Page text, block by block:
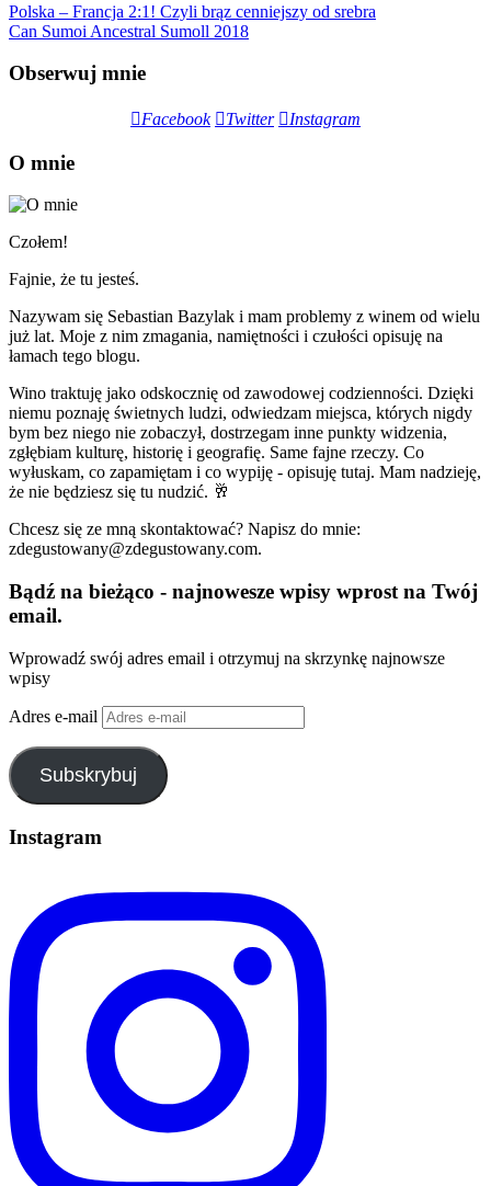
Polska – Francja 2:1! Czyli brąz cenniejszy od srebra
Can Sumoi Ancestral Sumoll 2018
Obserwuj mnie
Facebook Twitter Instagram
O mnie
Czołem!
Fajnie, że tu jesteś.
Nazywam się Sebastian Bazylak i mam problemy z winem od wielu
już lat. Moje z nim zmagania, namiętności i czułości opisuję na
łamach tego blogu.
Wino traktuję jako odskocznię od zawodowej codzienności. Dzięki
niemu poznaję świetnych ludzi, odwiedzam miejsca, których nigdy
bym bez niego nie zobaczył, dostrzegam inne punkty widzenia,
zgłębiam kulturę, historię i geografię. Same fajne rzeczy. Co
wyłuskam, co zapamiętam i co wypiję - opisuję tutaj. Mam nadzieję,
że nie będziesz się tu nudzić. 🥂
Chcesz się ze mną skontaktować? Napisz do mnie:
zdegustowany@zdegustowany.com.
Bądź na bieżąco - najnowesze wpisy wprost na Twój
email.
Wprowadź swój adres email i otrzymuj na skrzynkę najnowsze
wpisy
Adres e-mail
Subskrybuj
Instagram